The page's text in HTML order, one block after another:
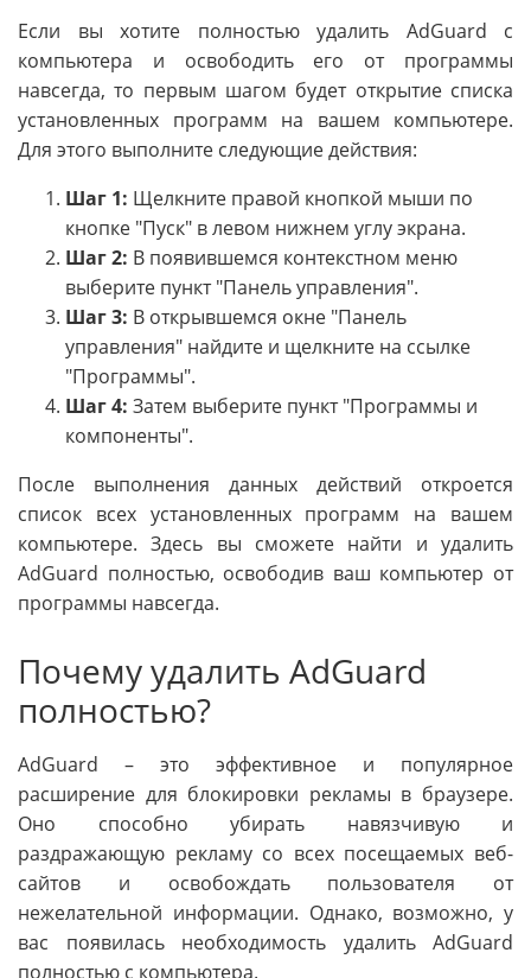
Если вы хотите полностью удалить AdGuard с
компьютера и освободить его от программы
навсегда, то первым шагом будет открытие списка
установленных программ на вашем компьютере.
Для этого выполните следующие действия:
Шаг 1: Щелкните правой кнопкой мыши по
кнопке "Пуск" в левом нижнем углу экрана.
Шаг 2: В появившемся контекстном меню
выберите пункт "Панель управления".
Шаг 3: В открывшемся окне "Панель
управления" найдите и щелкните на ссылке
"Программы".
Шаг 4: Затем выберите пункт "Программы и
компоненты".
После выполнения данных действий откроется
список всех установленных программ на вашем
компьютере. Здесь вы сможете найти и удалить
AdGuard полностью, освободив ваш компьютер от
программы навсегда.
Почему удалить AdGuard
полностью?
AdGuard – это эффективное и популярное
расширение для блокировки рекламы в браузере.
Оно способно убирать навязчивую и
раздражающую рекламу со всех посещаемых веб-
сайтов и освобождать пользователя от
нежелательной информации. Однако, возможно, у
вас появилась необходимость удалить AdGuard
полностью с компьютера.